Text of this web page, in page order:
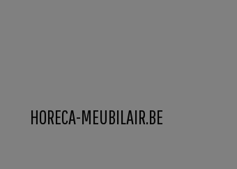
optie
HORECA-MEUBILAIR.BE